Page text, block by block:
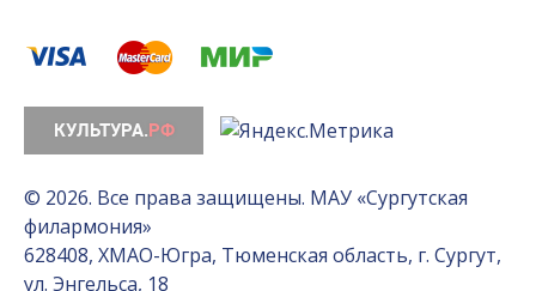
© 2026. Все права защищены. МАУ «Сургутская
филармония»
628408, ХМАО-Югра, Тюменская область, г. Сургут,
ул. Энгельса, 18